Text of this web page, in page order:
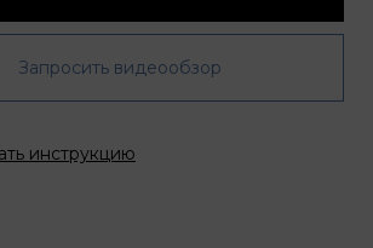
Запросить видеообзор
инструкцию